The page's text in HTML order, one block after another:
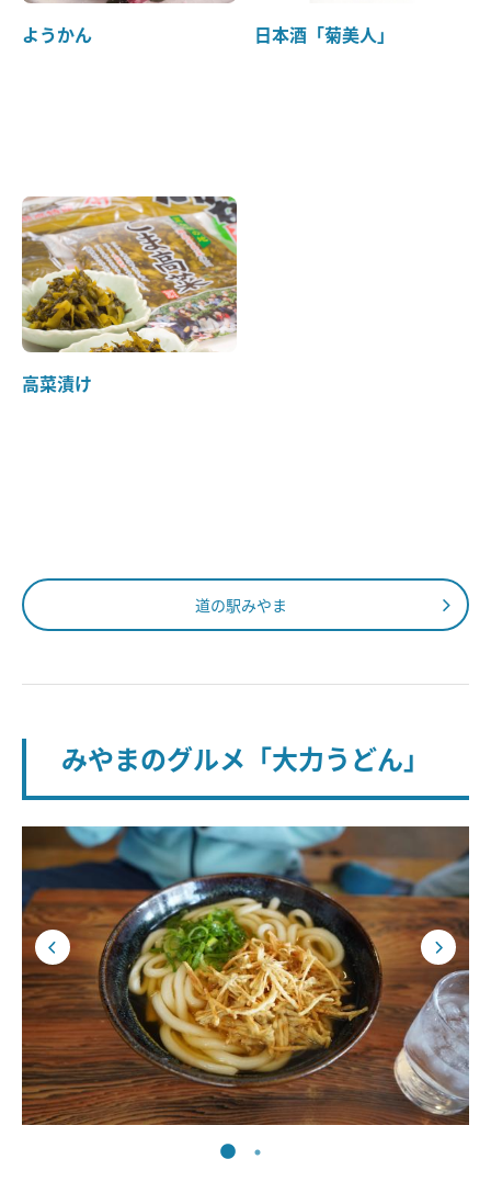
ようかん 日本酒「菊美人」
高菜漬け
道の駅みやま
みやまのグルメ「大力うどん」